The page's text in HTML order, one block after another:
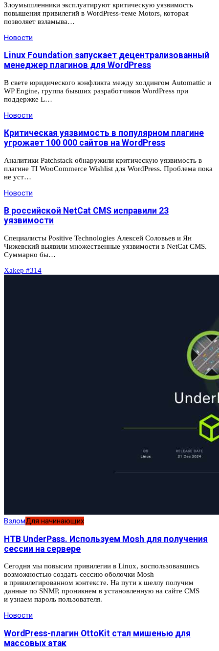
Злоумышленники эксплуатируют критическую уязвимость
повышения привилегий в WordPress-теме Motors, которая
позволяет взламыва…
Новости
Linux Foundation запускает децентрализованный
менеджер плагинов для WordPress
В свете юридического конфликта между холдингом Automattic и
WP Engine, группа бывших разработчиков WordPress при
поддержке L…
Новости
Критическая уязвимость в популярном плагине
угрожает 100 000 сайтов на WordPress
Аналитики Patchstack обнаружили критическую уязвимость в
плагине TI WooCommerce Wishlist для WordPress. Проблема пока
не уст…
Новости
В российской NetCat CMS исправили 23
уязвимости
Специалисты Positive Technologies Алексей Соловьев и Ян
Чижевский выявили множественные уязвимости в NetCat CMS.
Суммарно бы…
Xakep #314
ВзломДля начинающих
HTB UnderPass. Используем Mosh для получения
сессии на сервере
Сегодня мы повысим привилегии в Linux, воспользовавшись
возможностью создать сессию оболочки Mosh
в привилегированном контексте. На пути к шеллу получим
данные по SNMP, проникнем в установленную на сайте CMS
и узнаем пароль пользователя.
Новости
WordPress-плагин OttoKit стал мишенью для
массовых атак